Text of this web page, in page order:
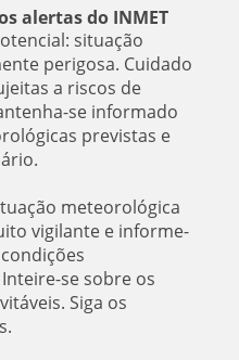
alertas do INMET
situação
perigosa. Cuidado
a riscos de
se informado
previstas e
meteorológica
vigilante e informe-
se sobre os
Siga os